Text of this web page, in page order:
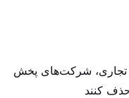
تجاری، شرکت‌های پخش
کنند